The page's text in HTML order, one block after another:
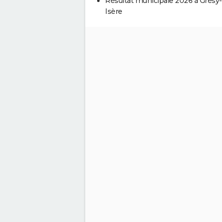
Isère